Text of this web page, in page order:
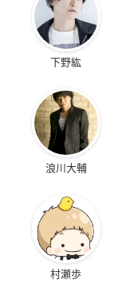
下野紘
浪川大輔
村瀬歩